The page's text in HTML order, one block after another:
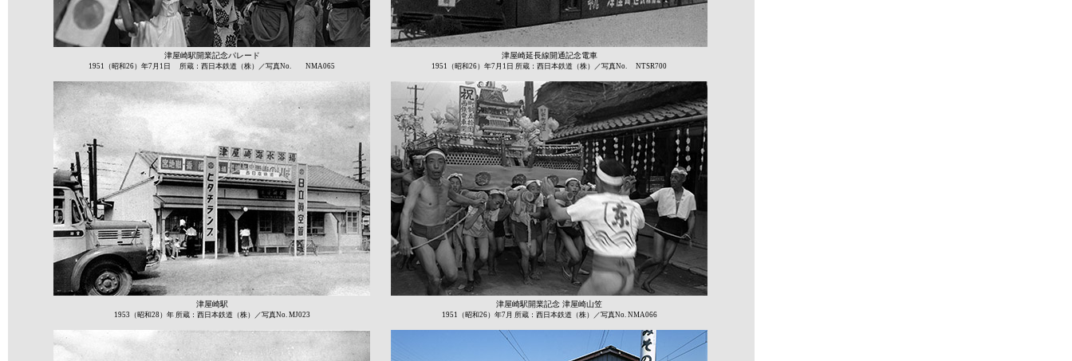
津屋崎駅開業記念パレード
1951（昭和26）年7月1日 所蔵：西日本鉄道（株）／写真No. NMA065
津屋崎延長線開通記念電車
1951（昭和26）年7月1日 所蔵：西日本鉄道（株）／写真No. NTSR700
津屋崎駅
1953（昭和28）年 所蔵：西日本鉄道（株）／写真No. MJ023
津屋崎駅開業記念 津屋崎山笠
1951（昭和26）年7月 所蔵：西日本鉄道（株）／写真No. NMA066